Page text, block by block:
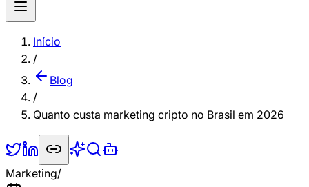
Início
/
Blog
/
Quanto custa marketing cripto no Brasil em 2026
Marketing/